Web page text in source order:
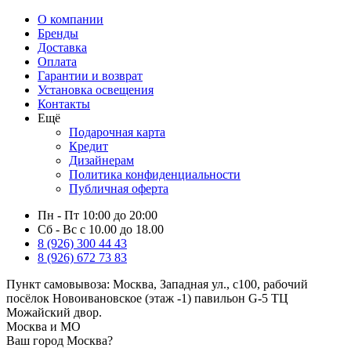
О компании
Бренды
Доставка
Оплата
Гарантии и возврат
Установка освещения
Контакты
Ещё
Подарочная карта
Кредит
Дизайнерам
Политика конфиденциальности
Публичная оферта
Пн - Пт 10:00 до 20:00
Сб - Вс с 10.00 до 18.00
8 (926) 300 44 43
8 (926) 672 73 83
Пункт самовывоза: Москва, Западная ул., с100, рабочий
посёлок Новоивановское (этаж -1) павильон G-5 ТЦ
Можайский двор.
Москва и МО
Ваш город Москва?